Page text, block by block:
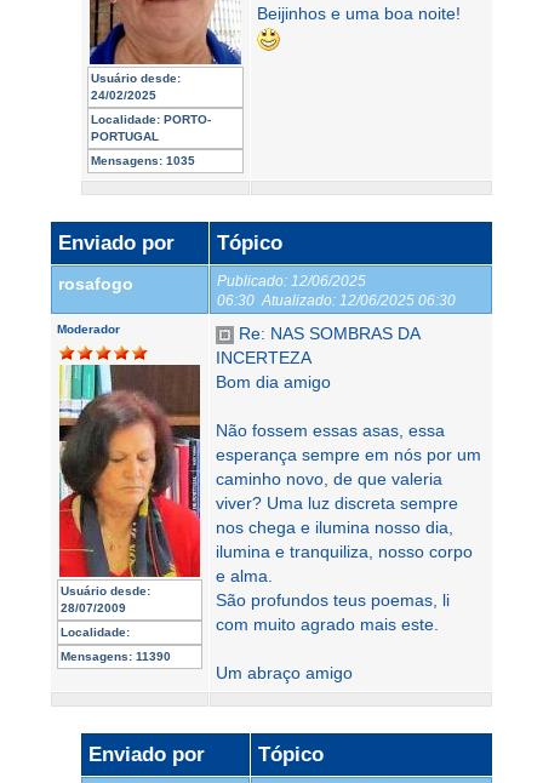
Usuário desde:
24/02/2025
Localidade: PORTO-
PORTUGAL
Mensagens: 1035
Beijinhos e uma boa noite!
Enviado por Tópico
rosafogo Publicado: 12/06/2025
06:30 Atualizado: 12/06/2025 06:30
Moderador
Usuário desde:
28/07/2009
Localidade:
Mensagens: 11390
Re: NAS SOMBRAS DA
INCERTEZA
Bom dia amigo
Não fossem essas asas, essa
esperança sempre em nós por um
caminho novo, de que valeria
viver? Uma luz discreta sempre
nos chega e ilumina nosso dia,
ilumina e tranquiliza, nosso corpo
e alma.
São profundos teus poemas, li
com muito agrado mais este.
Um abraço amigo
Enviado por Tópico